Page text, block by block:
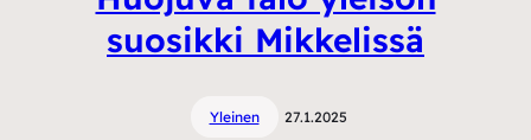
suosikki Mikkelissä
Yleinen 27.1.2025